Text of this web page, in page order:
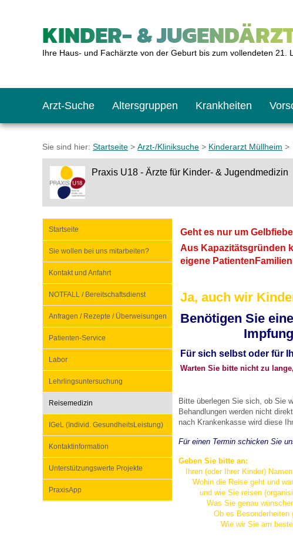
KINDER- &
Ihre Haus- und Fachärzte von der Geburt bis zum vollendeten 21.
Arzt-Suche Altersgruppen
Das erste Jahr
Jugendliche
Krankheiten
Baby: U1 bis U6
Teenager: J1 bis J2
Impfkalender
Impfreaktionen
Impfsicherheit
Häufige Fragen
Vorsorge- und
Notrufnummern
Sofortmaßnahmen
Notdienste
Notdienste
Link-Tipps
BMI-Rechner
Wachstum-Rechner
Empfehlungen zum
Material zu den Vorsorgen
Entwicklungskalender
Familienzeit gesund
U0-Vorsorge
Sie sind hier: Startseite > Arzt-/Kliniksuche > Kinderarzt Müllheim >
Praxis U18 - Ärzte für Kinder- & Jugendmedizin
Startseite
Sie wollen bei uns mitarbeiten?
Kontakt und Anfahrt
NOTFALL / Bereitschaftsdienst
Anfragen / Rezepte / Überweisungen
Patienten-Service
Labor
Lehrlingsuntersuchung
Reisemedizin
IGeL (Individ. GesundheitsLeistung)
Kontaktinformation
Unterstützungswerte Projekte
PraxisApp
Geht es nur um
Aus Kapazitätsgründen
eigene
Ja, auch wir
Benötigen Sie
Impfung
Für sich selbst oder für
Warten Sie bitte nicht zu
Bitte überlegen Sie sich, ob Sie
Behandlungen werden nicht
nach Krankenkasse wird diese
Für einen Termin schicken Sie
Geben Sie bitte an:
Ihren (oder Ihrer Kinder)
Wohin die Reise geht und
und wie Sie reisen
Was Sie genau wünschen
Ob es Besonderheiten gibt
Wie wir Sie am besten